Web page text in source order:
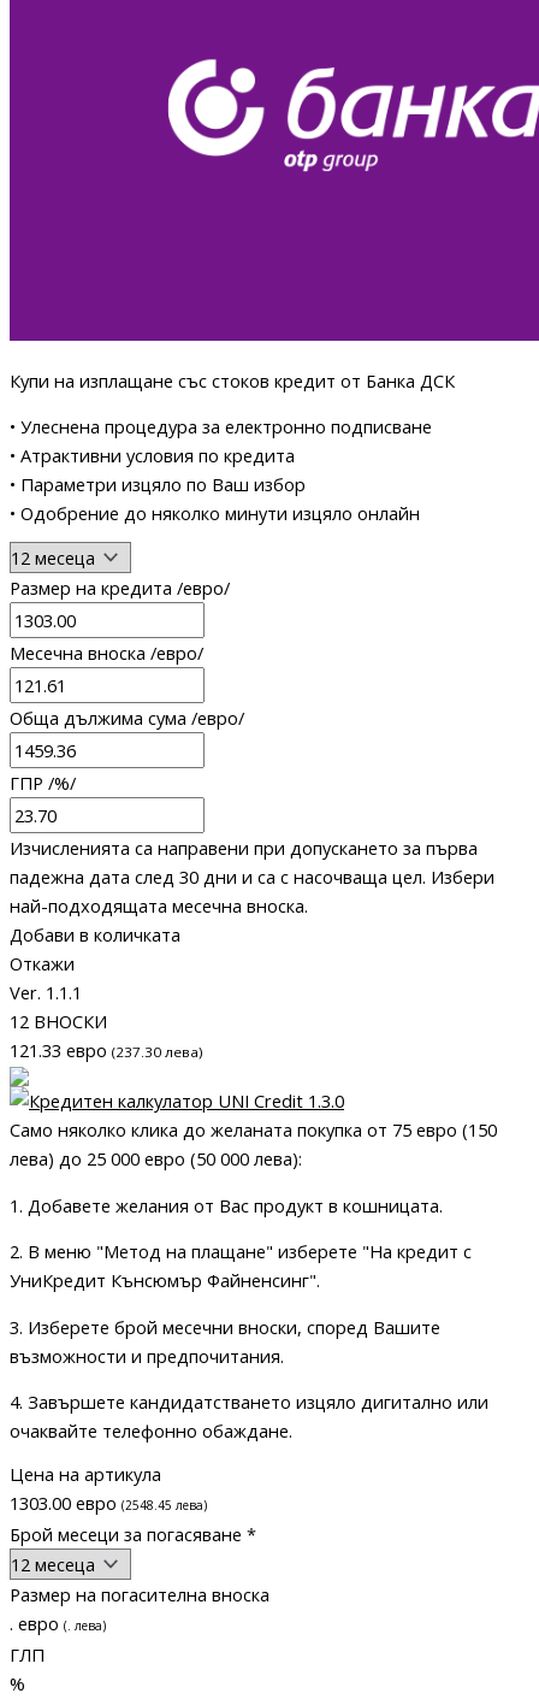
Купи на изплащане със стоков кредит от Банка ДСК
• Улеснена процедура за електронно подписване
• Атрактивни условия по кредита
• Параметри изцяло по Ваш избор
• Одобрение до няколко минути изцяло онлайн
Размер на кредита /евро/
Месечна вноска /евро/
Обща дължима сума /евро/
ГПР /%/
Изчисленията са направени при допускането за първа
падежна дата след 30 дни и са с насочваща цел. Избери
най-подходящата месечна вноска.
Добави в количката
Откажи
Ver. 1.1.1
12 ВНОСКИ
121.33 евро (237.30 лева)
Само няколко клика до желаната покупка от 75 евро (150
лева) до 25 000 евро (50 000 лева):
1. Добавете желания от Вас продукт в кошницата.
2. В меню "Метод на плащане" изберете "На кредит с
УниКредит Кънсюмър Файненсинг".
3. Изберете брой месечни вноски, според Вашите
възможности и предпочитания.
4. Завършете кандидатстването изцяло дигитално или
очаквайте телефонно обаждане.
Цена на артикула
1303.00 евро (2548.45 лева)
Брой месеци за погасяване *
Размер на погасителна вноска
. евро (. лева)
ГЛП
%